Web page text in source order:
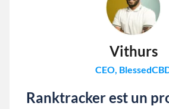
Vithurs
CEO,
Ranktracker est un